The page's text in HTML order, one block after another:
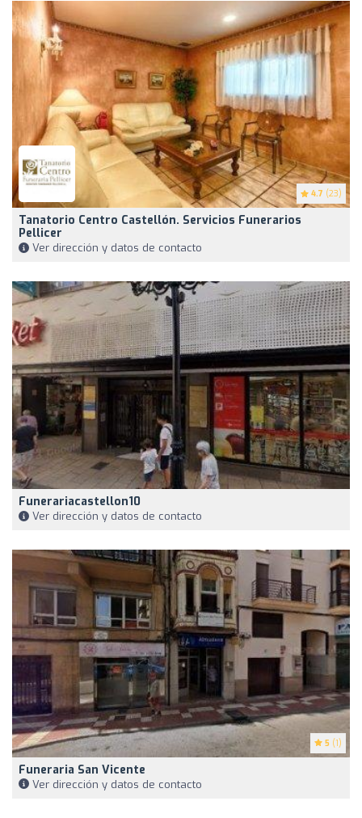
4.7 (23)
Tanatorio Centro Castellón. Servicios Funerarios
Pellicer
Ver dirección y datos de contacto
Funerariacastellon10
Ver dirección y datos de contacto
5 (1)
Funeraria San Vicente
Ver dirección y datos de contacto